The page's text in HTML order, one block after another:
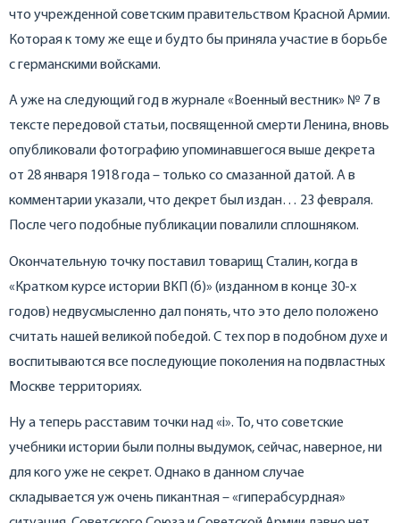
что учрежденной советским правительством Красной Армии.
Которая к тому же еще и будто бы приняла участие в борьбе
с германскими войсками.
А уже на следующий год в журнале «Военный вестник» № 7 в
тексте передовой статьи, посвященной смерти Ленина, вновь
опубликовали фотографию упоминавшегося выше декрета
от 28 января 1918 года – только со смазанной датой. А в
комментарии указали, что декрет был издан… 23 февраля.
После чего подобные публикации повалили сплошняком.
Окончательную точку поставил товарищ Сталин, когда в
«Кратком курсе истории ВКП (б)» (изданном в конце 30-х
годов) недвусмысленно дал понять, что это дело положено
считать нашей великой победой. С тех пор в подобном духе и
воспитываются все последующие поколения на подвластных
Москве территориях.
Ну а теперь расставим точки над «i». То, что советские
учебники истории были полны выдумок, сейчас, наверное, ни
для кого уже не секрет. Однако в данном случае
складывается уж очень пикантная – «гиперабсурдная»